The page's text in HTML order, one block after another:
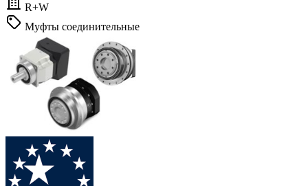
R+W
Муфты соединительные